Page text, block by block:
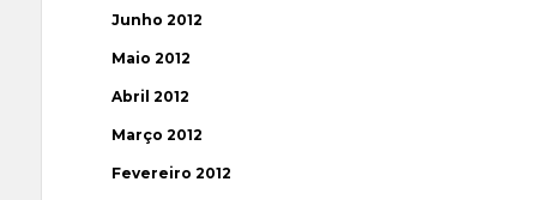
Junho 2012
Maio 2012
Abril 2012
Março 2012
Fevereiro 2012